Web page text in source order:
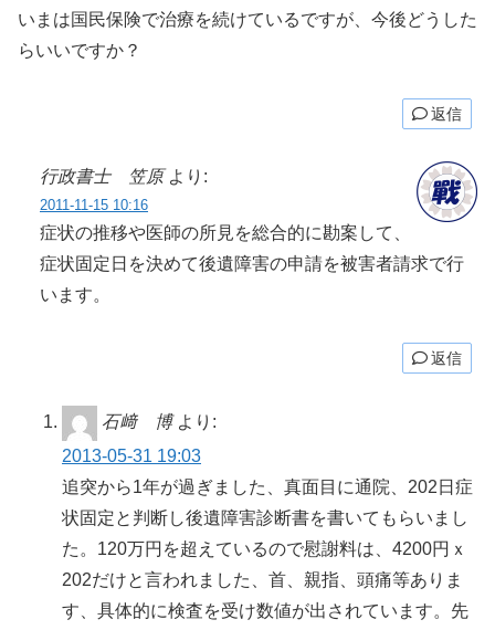
いまは国民保険で治療を続けているですが、今後どうした
らいいですか？
返信
行政書士 笠原 より:
2011-11-15 10:16
症状の推移や医師の所見を総合的に勘案して、
症状固定日を決めて後遺障害の申請を被害者請求で行
います。
返信
石﨑 博 より:
2013-05-31 19:03
追突から1年が過ぎました、真面目に通院、202日症
状固定と判断し後遺障害診断書を書いてもらいまし
た。120万円を超えているので慰謝料は、4200円ｘ
202だけと言われました、首、親指、頭痛等ありま
す、具体的に検査を受け数値が出されています。先